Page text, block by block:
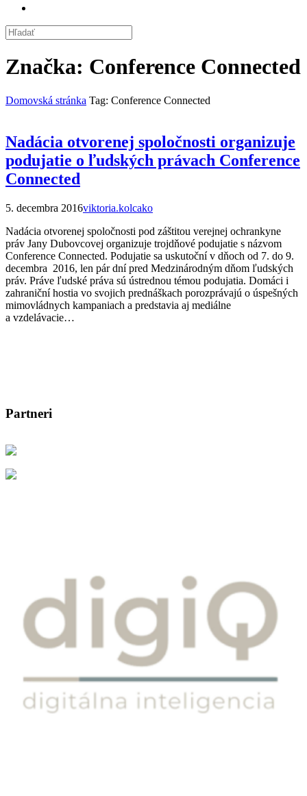
Značka: Conference Connected
Domovská stránka Tag: Conference Connected
Nadácia otvorenej spoločnosti organizuje
podujatie o ľudských právach Conference
Connected
5. decembra 2016viktoria.kolcako
Nadácia otvorenej spoločnosti pod záštitou verejnej ochrankyne
práv Jany Dubovcovej organizuje trojdňové podujatie s názvom
Conference Connected. Podujatie sa uskutoční v dňoch od 7. do 9.
decembra 2016, len pár dní pred Medzinárodným dňom ľudských
práv. Práve ľudské práva sú ústrednou témou podujatia. Domáci i
zahraniční hostia vo svojich prednáškach porozprávajú o úspešných
mimovládnych kampaniach a predstavia aj mediálne
a vzdelávacie…
Partneri